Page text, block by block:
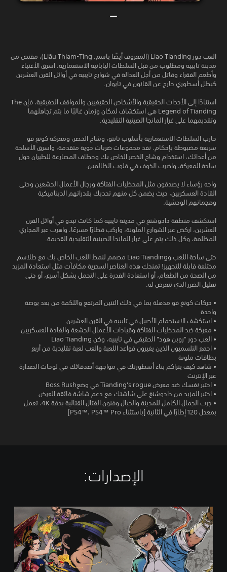
العب دور Liao Tianding (المعروف أيضًا باسم. Liāu Thiam-Ting)، مقتص من
مدينة تايبيه ومطلوب من قبل السلطات اليابانية الاستعمارية. اسرق الأغنياء
وأطعم الفقراء وقاتل من أجل العدالة في شوارع تايبيه في أوائل القرن العشرين
كبطل أسطوري خارج عن القانون في تايوان.
استنادًا إلى الأحداث الحقيقية والأشخاص الحقيقيين والمواقف الحقيقية، فإن The
Legend of Tianding هي استكشاف لمكان وزمان غالبًا ما يتم تجاهلهما
وتقديمهما على غرار المانجا الصينية التقليدية.
حارب السلطات الاستعمارية بأسلوب تانتو، وشاح الخصر، ومعركة كونغ فو
سريعة مضبوطة بإحكام. نفذ مجموعات ضربات جوية متقدمة، واسرق الأسلحة
من أعدائك، استخدام وشاح الخصر الخاص بك وخطاف المصارعة للطيران حول
ساحة المعركة، واضرب الخوف في قلوب الظالمين.
واجه رؤساء لا يصدقون مثل المحظيات الفتاكة ورجال الأعمال الجشعين وحتى
القادة العسكريين، حيث يضمن كل منهم تحديك بقدراتهم الديناميكية
وهجماتهم الوحشية.
استكشف منطقة دادوشنغ في مدينة تايبيه كما كانت تبدو في أوائل القرن
العشرين، اركض عبر الشوارع الملونة، واركب قطارًا مسرعًا، واهرب عبر المجاري
المظلمة، وكل ذلك يتم على غرار المانجا الصينية التقليدية القديمة.
حتى ساحة اللعب وLiao Tianding مصمم لنمط اللعب الخاص بك مع طلاسم
مختلفة قابلة للتجهيز! تمنحك هذه العناصر السحرية مكافآت مثل استعادة المزيد
من الصحة من الطعام، أو استعادة القدرة على التحمل بشكل أسرع، أو حتى
تقليل الضرر الذي تتعرض له.
• حركات كونغ فو مذهلة بما في ذلك التنين المرتفع واللكمة من بعد بوصة
واحدة
• استكشف الاستجمام الأصيل في تايبيه في القرن العشرين
• معركة ضد المحظيات الفتاكة وقيادات الأعمال الجشعة والقادة العسكريين
• العب دور "روبن هود" الحقيقي في تايبيه، وكن Liao Tianding
• اجمع التلسميون الذين يغيرون قواعد اللعبة والعب لعبة تقليدية من أربع
بطاقات ملونة
• شاهد كيف يتراكم بناء أسطورتك في مواجهة أصدقائك في لوحات الصدارة
عبر الإنترنت
• اختبر نفسك ضد معرض Tianding's rogue في وضعBoss Rush
• اختبر المزيد من دادوشنغ على شاشتك مع دعم شاشة فائقة العرض
• جرب الجمال الكامل للمدينة والجبال وفنون القتال القتالية بدقة 4K، تعمل
بمعدل 120 إطارًا في الثانية [باستثناء PS4™، PS4™ Pro]
الإصدارات:‏
T
h
e
L
e
g
e